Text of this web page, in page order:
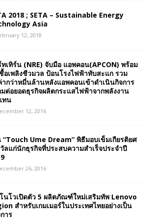
2018 ; SETA – Sustainable Energy
Asia
12, 2018
เทิร์น (NRE) จับมือ แอพคอน(APCON) พร้อม
อเพลิงชีวมวล ป้อนโรงไฟฟ้าทับสะแก รวม
กว่าหมี่นล้านหลังแอพคอนเข้าดำเนินกิจการ
ต่อยอดธุรกิจผลิตกระแสไฟฟ้าจากพลังงาน
ทน
12, 2016
“Touch Ume Dream” พิธีมอบเข็มเกียรติยศ
ลแก่นักธุรกิจที่ประสบความสำเร็จประจำปี
26, 2016
นโวเปิดตัว 5 ผลิตภัณฑ์ใหม่เสริมทัพ Lenovo
สำหรับเกมเมอร์ในประเทศไทยอย่างเป็น
าร